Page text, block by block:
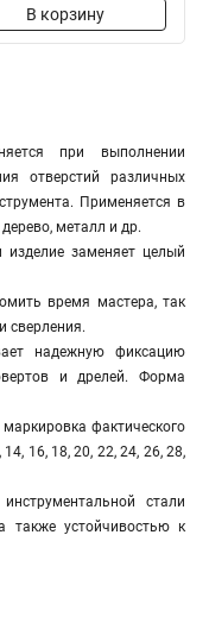
В корзину
при выполнении
отверстий различных
Применяется в
металл и др.
изделие заменяет целый
время мастера, так
сверления.
надежную фиксацию
и дрелей. Форма
фактического
16, 18, 20, 22, 24, 26, 28,
стали
также устойчивостью к